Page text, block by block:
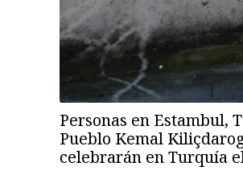
Personas en Estambul,
Pueblo Kemal
celebrarán en Turquía